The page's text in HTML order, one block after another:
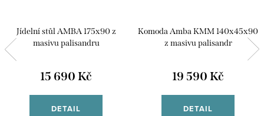
Jídelní stůl AMBA 175x90 z
masivu palisandru
15 690 Kč
DETAIL
Komoda Amba KMM 140x45x90
z masivu palisandr
19 590 Kč
DETAIL